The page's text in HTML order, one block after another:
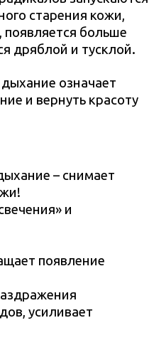
старения кожи,
больше
дряблой и тусклой.
означает
и вернуть красоту
– снимает
и
появление
усиливает